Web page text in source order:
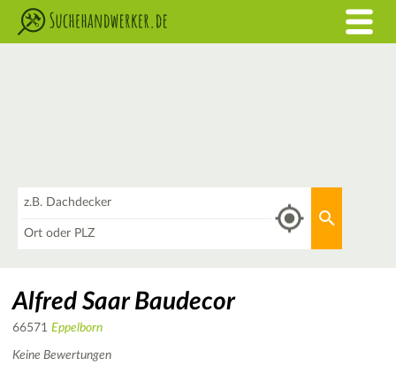
Alfred Saar Baudecor
66571 Eppelborn
Keine Bewertungen